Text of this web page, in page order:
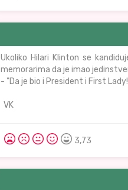
Ukoliko Hilari Klinton se
memorarima da je imao
- "Da je bio i President i First
VK
3,73